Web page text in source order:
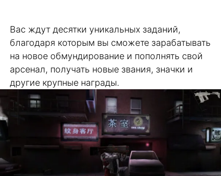
Вас ждут десятки уникальных заданий,
благодаря которым вы сможете зарабатывать
на новое обмундирование и пополнять свой
арсенал, получать новые звания, значки и
другие крупные награды.